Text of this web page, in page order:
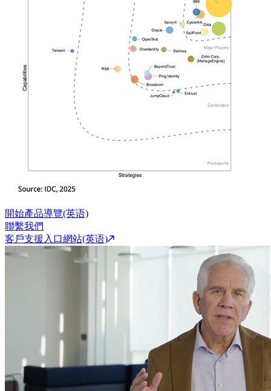
開始產品導覽(英语)
聯繫我們
客戶支援入口網站(英语)